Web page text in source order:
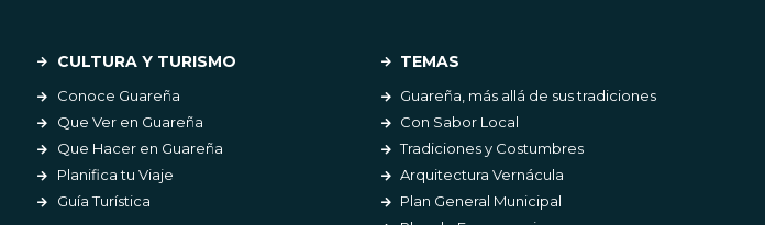
CULTURA Y TURISMO
Conoce Guareña
Que Ver en Guareña
Que Hacer en Guareña
Planifica tu Viaje
Guía Turística
TEMAS
Guareña, más allá de sus tradiciones
Con Sabor Local
Tradiciones y Costumbres
Arquitectura Vernácula
Plan General Municipal